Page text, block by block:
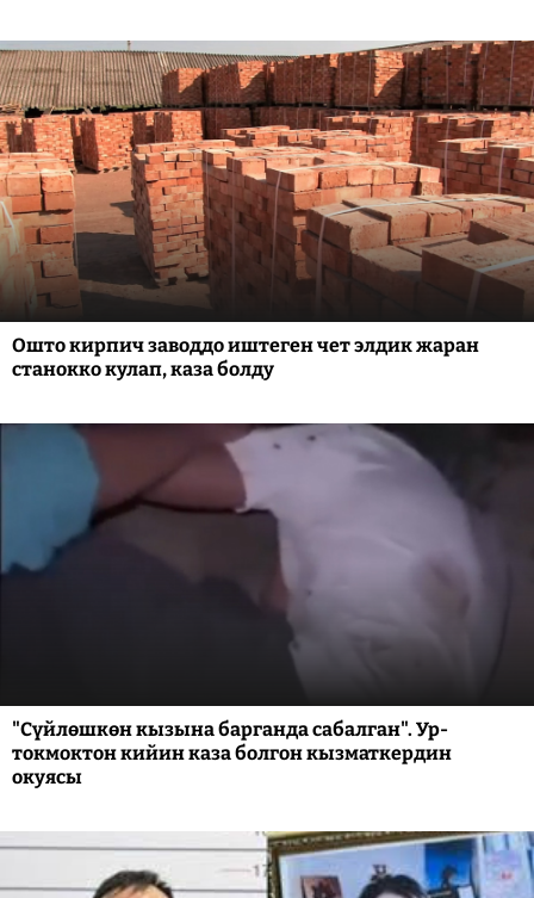
Ошто кирпич заводдо иштеген чет элдик жаран
станокко кулап, каза болду
"Сүйлөшкөн кызына барганда сабалган". Ур-
токмоктон кийин каза болгон кызматкердин
окуясы